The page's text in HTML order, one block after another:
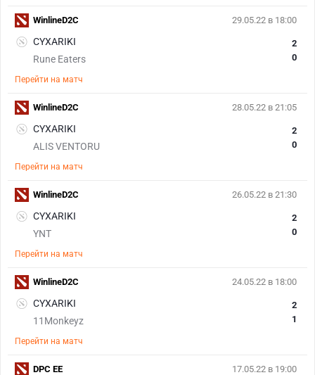
29.05.22 в 18:00
CYXARIKI
Rune Eaters
2
0
Перейти на матч
WinlineD2C
28.05.22 в 21:05
CYXARIKI
ALIS VENTORU
2
0
Перейти на матч
WinlineD2C
26.05.22 в 21:30
CYXARIKI
YNT
2
0
Перейти на матч
WinlineD2C
24.05.22 в 18:00
CYXARIKI
11Monkeyz
2
1
Перейти на матч
WinlineD2C
17.05.22 в 19:00
DPC EE